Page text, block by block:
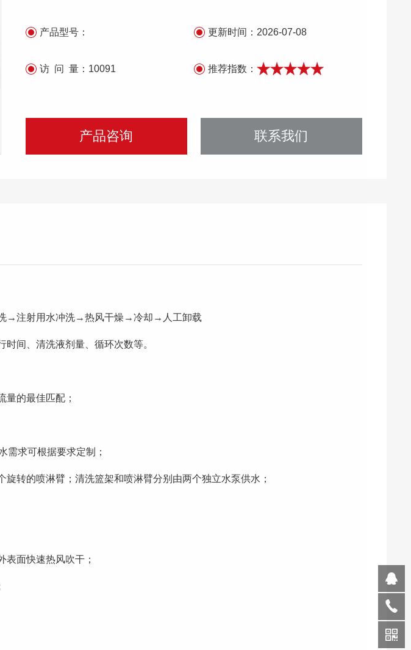
产品型号： 更新时间： 2026-07-08
访 问 量： 10091 推荐指数：
产品咨询 联系我们
→注射用水冲洗→热风干燥→冷却→人工卸载
间、清洗液剂量、循环次数等。
量的最佳匹配；
需求可根据要求定制；
转的喷淋臂；清洗篮架和喷淋臂分别由两个独立水泵供水；
面快速热风吹干；